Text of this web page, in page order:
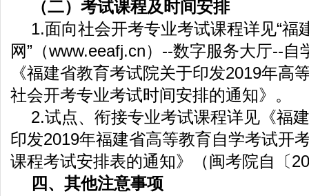
（二）考试课程及时间安排
1.面向社会开考专业考试课程详见“福
网”（www.eeafj.cn）--数字服务大厅--自
《福建省教育考试院关于印发2019年高
社会开考专业考试时间安排的通知》。
2.试点、衔接专业考试课程详见《福
印发2019年福建省高等教育自学考试开
课程考试安排表的通知》（闽考院自〔
四、其他注意事项